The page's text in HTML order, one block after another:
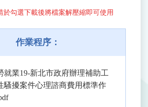
於勾選下載後將檔案解壓縮即可使用
作業程序：
就業19-新北市政府辦理補助工
騷擾案件心理諮商費用標準作